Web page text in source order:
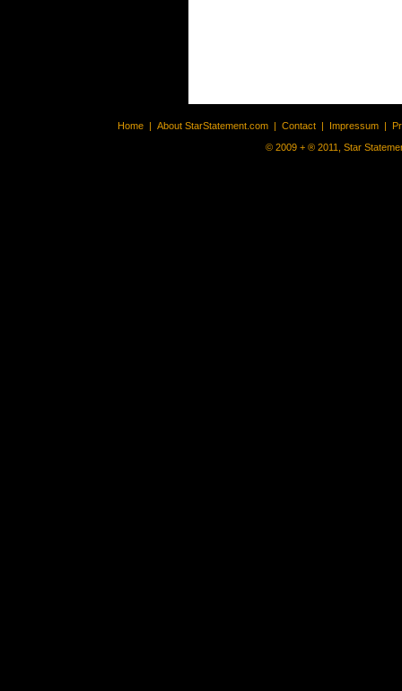
Home | About StarStatement.com | Contact | Impressum |
© 2009 + ® 2011, Star